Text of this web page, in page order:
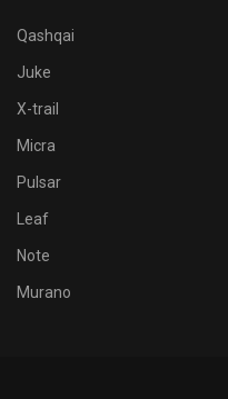
Qashqai
Juke
X-trail
Micra
Pulsar
Leaf
Note
Murano